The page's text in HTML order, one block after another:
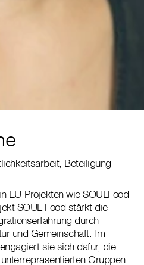
Beteiligung
EU-Projekten wie SOULFood
SOUL Food stärkt die
durch
und Gemeinschaft. Im
sie sich dafür, die
Gruppen